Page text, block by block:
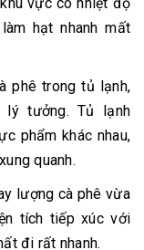
hạt nhanh mất
phê trong tủ lạnh,
lý tưởng. Tủ lạnh
phẩm khác nhau,
quanh.
lượng cà phê vừa
tích tiếp xúc với
đi rất nhanh.